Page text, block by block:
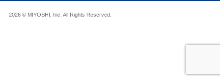
2026 © MIYOSHI, Inc. All Rights Reserved.